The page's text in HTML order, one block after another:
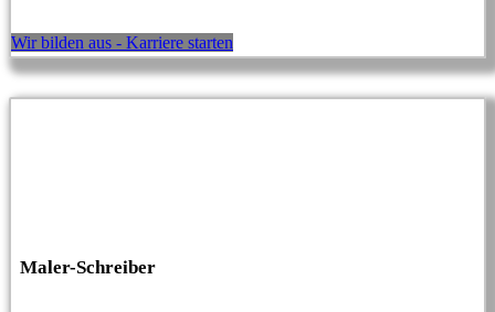
Wir bilden aus - Karriere starten
Maler-Schreiber